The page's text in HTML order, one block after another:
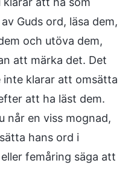
Guds ord, läsa dem,
och utöva dem,
att märka det. Det
klarar att omsätta
att ha läst dem.
når en viss mognad,
hans ord i
femåring säga att